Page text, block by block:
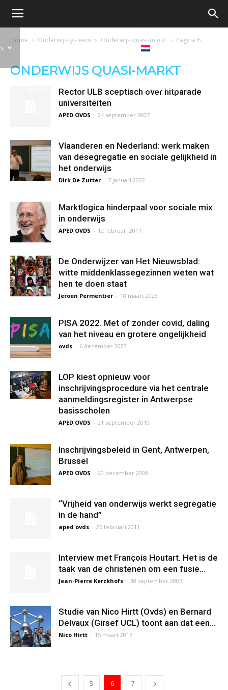
Oproep
democratische
school
Nederlands
Home Onderwijssysteem Onderwijs quasi-markt Pagina 6
ONDERWIJS QUASI-MARKT
Rector ULB sceptisch over hitparade
universiteiten
APED OVDS - 24 september 2007
Vlaanderen en Nederland: werk maken
van desegregatie en sociale gelijkheid in
het onderwijs
Dirk De Zutter - 7 januari 2022
Marktlogica hinderpaal voor sociale mix
in onderwijs
APED OVDS - 12 februari 2011
De Onderwijzer van Het Nieuwsblad:
witte middenklassegezinnen weten wat
hen te doen staat
Jeroen Permentier - 18 maart 2023
PISA 2022. Met of zonder covid, daling
van het niveau en grotere ongelijkheid
ovds - 6 december 2023
LOP kiest opnieuw voor
inschrijvingsprocedure via het centrale
aanmeldingsregister in Antwerpse
basisscholen
APED OVDS - 21 september 2010
Inschrijvingsbeleid in Gent, Antwerpen,
Brussel
APED OVDS - 20 december 2009
“Vrijheid van onderwijs werkt segregatie
in de hand”
aped ovds - 26 februari 2011
Interview met François Houtart. Het is de
taak van de christenen om een fusie...
Jean-Pierre Kerckhofs - 30 september 2007
Studie van Nico Hirtt (Ovds) en Bernard
Delvaux (Girsef UCL) toont aan dat een...
Nico Hirtt - 15 maart 2017
5 6 7